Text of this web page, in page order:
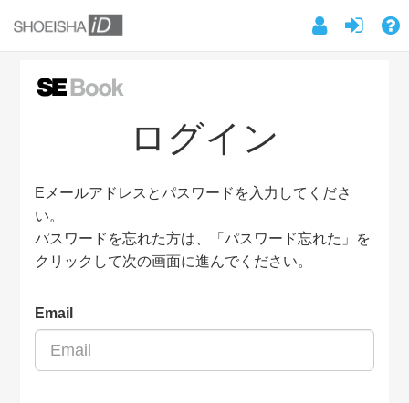
ログイン
Eメールアドレスとパスワードを入力してくださ
い。
パスワードを忘れた方は、「パスワード忘れた」を
クリックして次の画面に進んでください。
Email